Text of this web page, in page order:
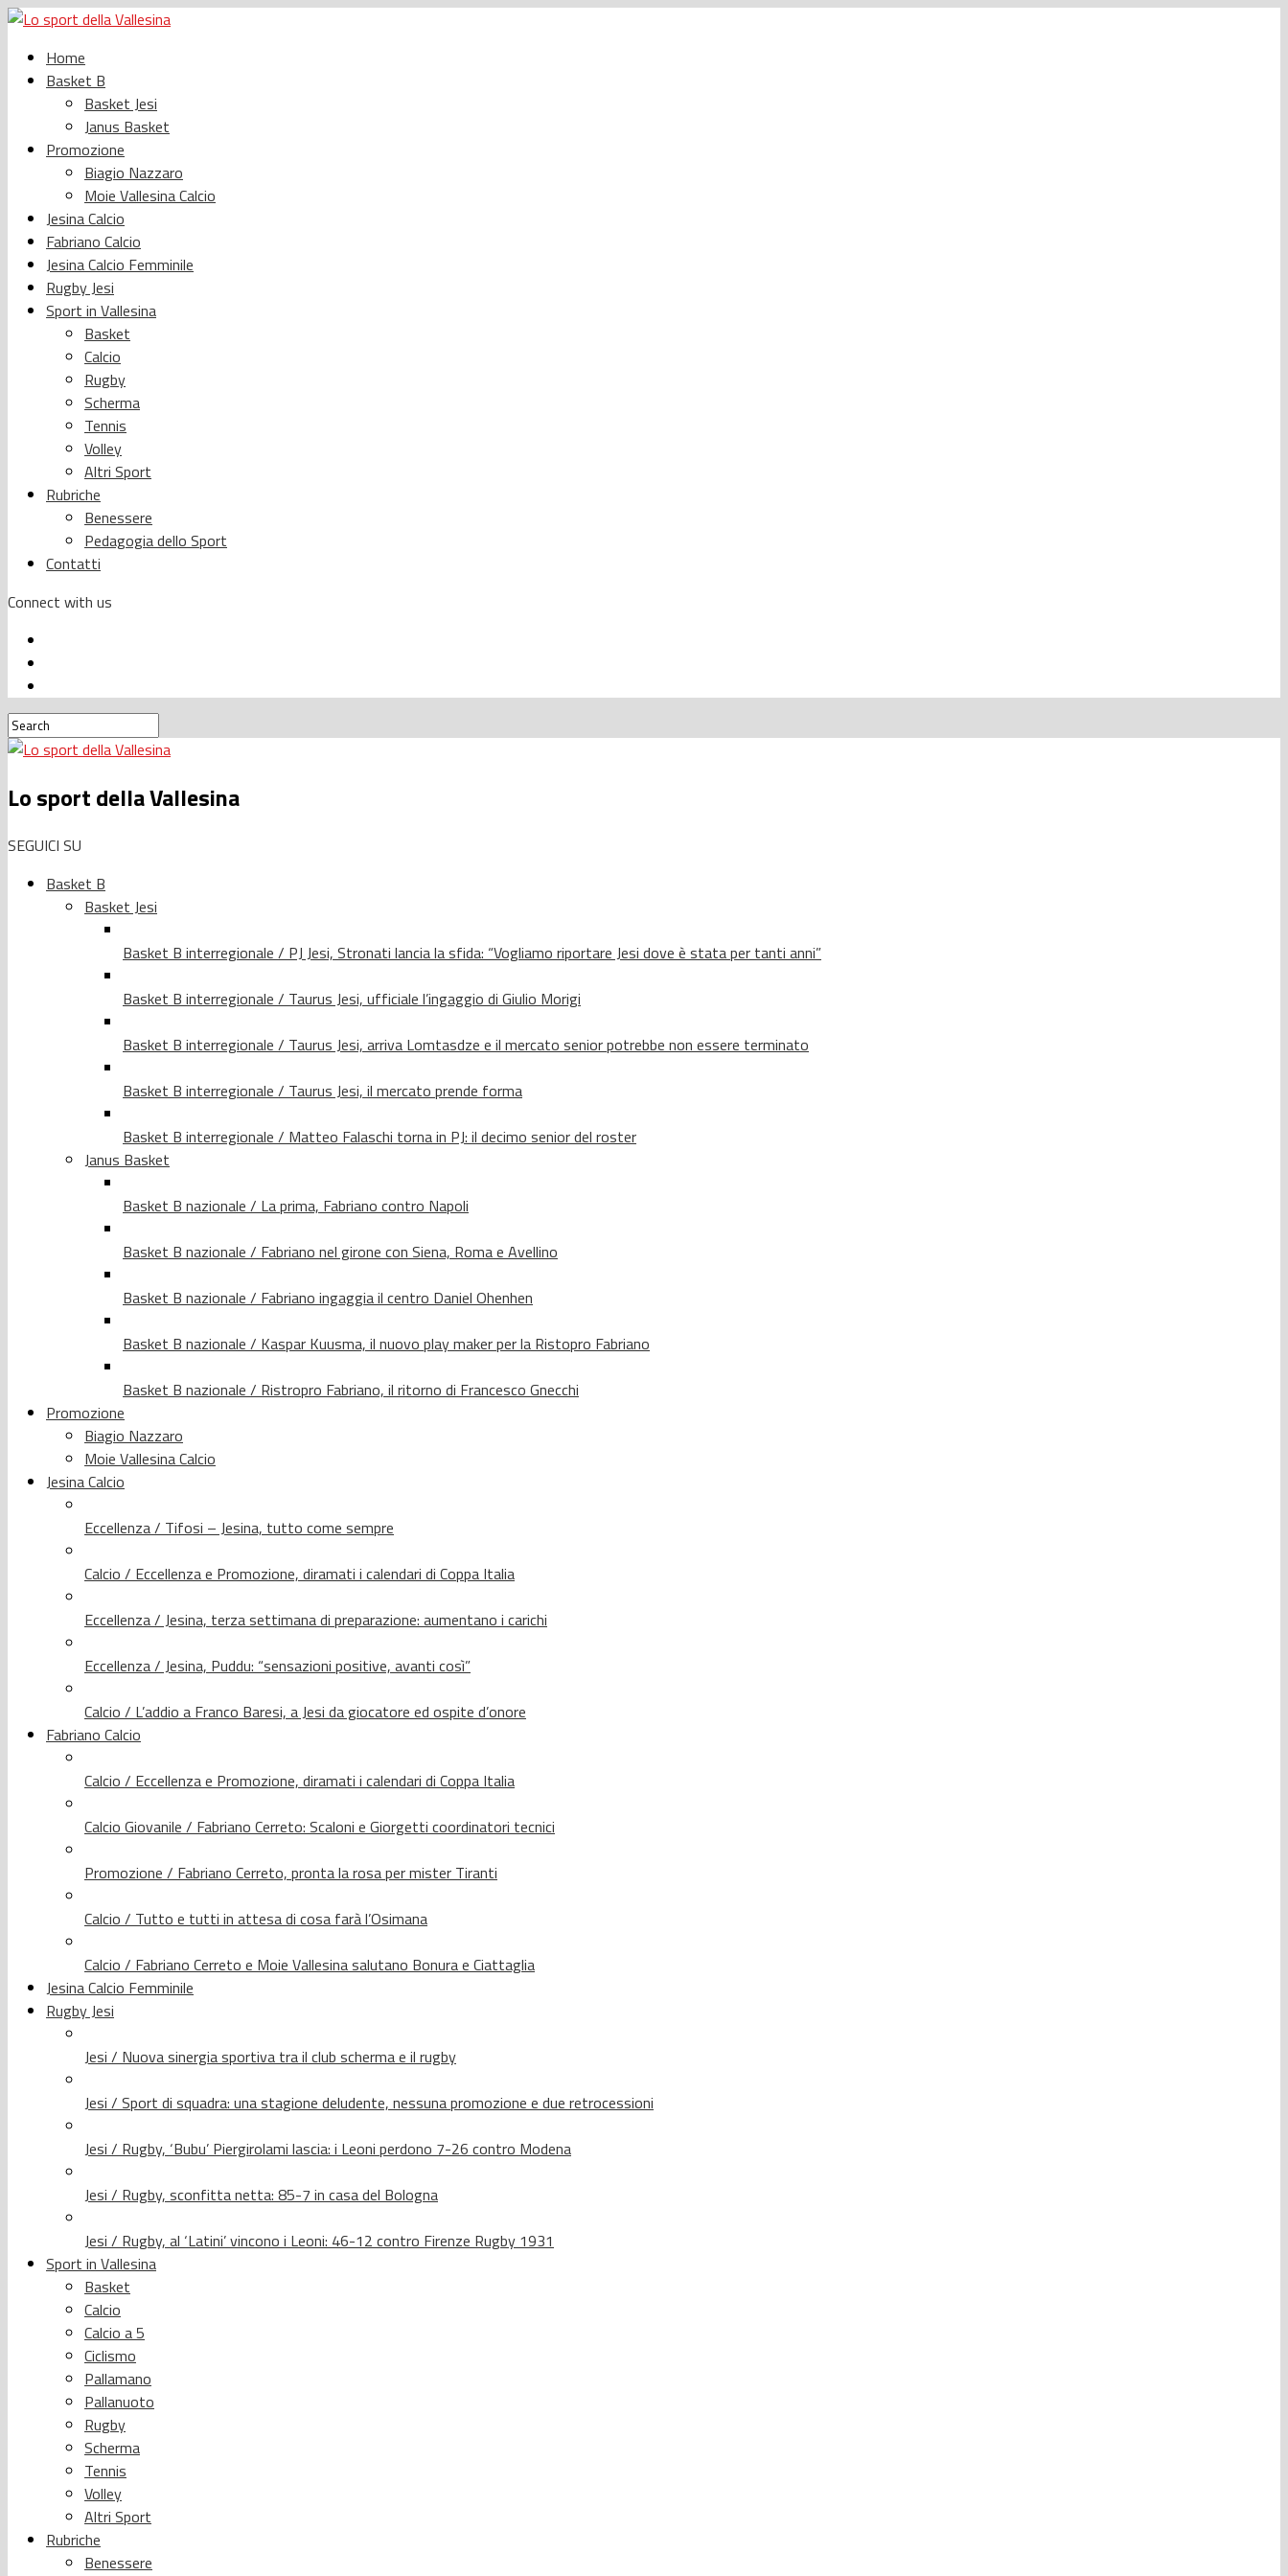
Home
Basket B
Basket Jesi
Janus Basket
Promozione
Biagio Nazzaro
Moie Vallesina Calcio
Jesina Calcio
Fabriano Calcio
Jesina Calcio Femminile
Rugby Jesi
Sport in Vallesina
Basket
Calcio
Rugby
Scherma
Tennis
Volley
Altri Sport
Rubriche
Benessere
Pedagogia dello Sport
Contatti
Connect with us
Lo sport della Vallesina
SEGUICI SU
Basket B
Basket Jesi
Basket B interregionale / PJ Jesi, Stronati lancia la sfida: “Vogliamo riportare Jesi dove è stata per tanti anni”
Basket B interregionale / Taurus Jesi, ufficiale l’ingaggio di Giulio Morigi
Basket B interregionale / Taurus Jesi, arriva Lomtasdze e il mercato senior potrebbe non essere terminato
Basket B interregionale / Taurus Jesi, il mercato prende forma
Basket B interregionale / Matteo Falaschi torna in PJ: il decimo senior del roster
Janus Basket
Basket B nazionale / La prima, Fabriano contro Napoli
Basket B nazionale / Fabriano nel girone con Siena, Roma e Avellino
Basket B nazionale / Fabriano ingaggia il centro Daniel Ohenhen
Basket B nazionale / Kaspar Kuusma, il nuovo play maker per la Ristopro Fabriano
Basket B nazionale / Ristropro Fabriano, il ritorno di Francesco Gnecchi
Promozione
Biagio Nazzaro
Moie Vallesina Calcio
Jesina Calcio
Eccellenza / Tifosi – Jesina, tutto come sempre
Calcio / Eccellenza e Promozione, diramati i calendari di Coppa Italia
Eccellenza / Jesina, terza settimana di preparazione: aumentano i carichi
Eccellenza / Jesina, Puddu: “sensazioni positive, avanti così”
Calcio / L’addio a Franco Baresi, a Jesi da giocatore ed ospite d’onore
Fabriano Calcio
Calcio / Eccellenza e Promozione, diramati i calendari di Coppa Italia
Calcio Giovanile / Fabriano Cerreto: Scaloni e Giorgetti coordinatori tecnici
Promozione / Fabriano Cerreto, pronta la rosa per mister Tiranti
Calcio / Tutto e tutti in attesa di cosa farà l’Osimana
Calcio / Fabriano Cerreto e Moie Vallesina salutano Bonura e Ciattaglia
Jesina Calcio Femminile
Rugby Jesi
Jesi / Nuova sinergia sportiva tra il club scherma e il rugby
Jesi / Sport di squadra: una stagione deludente, nessuna promozione e due retrocessioni
Jesi / Rugby, ‘Bubu’ Piergirolami lascia: i Leoni perdono 7-26 contro Modena
Jesi / Rugby, sconfitta netta: 85-7 in casa del Bologna
Jesi / Rugby, al ‘Latini’ vincono i Leoni: 46-12 contro Firenze Rugby 1931
Sport in Vallesina
Basket
Calcio
Calcio a 5
Ciclismo
Pallamano
Pallanuoto
Rugby
Scherma
Tennis
Volley
Altri Sport
Rubriche
Benessere